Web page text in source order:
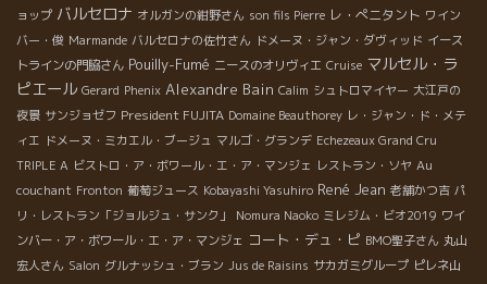
ョップ バルセロナ オルガンの紺野さん son fils Pierre レ・ぺニタント ワイン
バー・俊 Marmande バルセロナの佐竹さん ドメーヌ・ジャン・ダヴィッド イース
トラインの門脇さん Pouilly-Fumé ニースのオリヴィエ Cruise マルセル・ラ
ピエール Gerard Phenix Alexandre Bain Calim シュトロマイヤー 大江戸の
夜景 サンジョゼフ President FUJITA Domaine Beauthorey レ・ジャン・ド・メテ
ィエ ドメーヌ・ミカエル・ブージュ マルゴ・グランデ Echezeaux Grand Cru
TRIPLE A ビストロ・ア・ボワール・エ・ア・マンジェ レストラン・ソヤ Au
couchant Fronton 葡萄ジュース Kobayashi Yasuhiro René Jean 老舗かつ吉 パ
リ・レストラン「ジョルジュ・サンク」
Nomura Naoko ミレジム・ビオ2019 ワイ
ンバー・ア・ボワール・エ・ア・マンジェ コート・デュ・ピ BMO聖子さん 丸山
宏人さん Salon グルナッシュ・ブラン Jus de Raisins サカガミグループ ピレネ山